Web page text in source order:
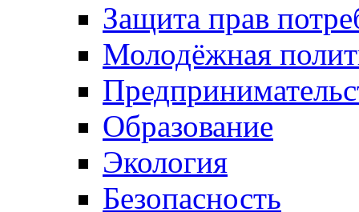
Защита прав
Молодёжная
Образование
Экология
Безопасность